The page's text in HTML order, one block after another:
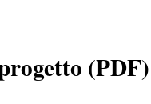
(PDF)